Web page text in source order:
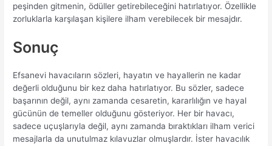
peşinden gitmenin, ödüller getirebileceğini hatırlatıyor. Özellikle
zorluklarla karşılaşan kişilere ilham verebilecek bir mesajdır.
Sonuç
Efsanevi havacıların sözleri, hayatın ve hayallerin ne kadar
değerli olduğunu bir kez daha hatırlatıyor. Bu sözler, sadece
başarının değil, aynı zamanda cesaretin, kararlılığın ve hayal
gücünün de temeller olduğunu gösteriyor. Her bir havacı,
sadece uçuşlarıyla değil, aynı zamanda bıraktıkları ilham verici
mesajlarla da unutulmaz kılavuzlar olmuşlardır. İster havacılık